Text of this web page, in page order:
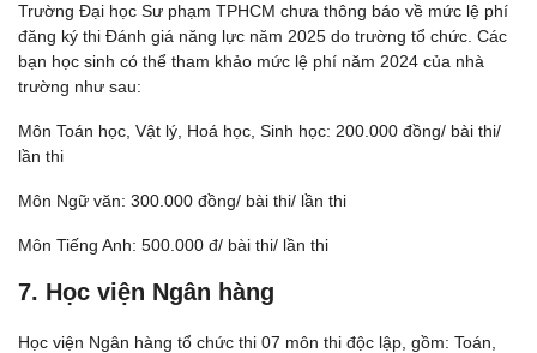
Trường Đại học Sư phạm TPHCM chưa thông báo về mức lệ phí
đăng ký thi Đánh giá năng lực năm 2025 do trường tổ chức. Các
bạn học sinh có thể tham khảo mức lệ phí năm 2024 của nhà
trường như sau:
Môn Toán học, Vật lý, Hoá học, Sinh học: 200.000 đồng/ bài thi/
lần thi
Môn Ngữ văn: 300.000 đồng/ bài thi/ lần thi
Môn Tiếng Anh: 500.000 đ/ bài thi/ lần thi
7. Học viện Ngân hàng
Học viện Ngân hàng tổ chức thi 07 môn thi độc lập, gồm: Toán,